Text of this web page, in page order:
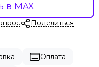
в MAX
Поделиться
Оплата